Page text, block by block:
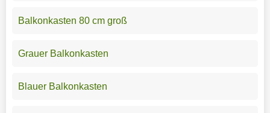
Balkonkasten 80 cm groß
Grauer Balkonkasten
Blauer Balkonkasten